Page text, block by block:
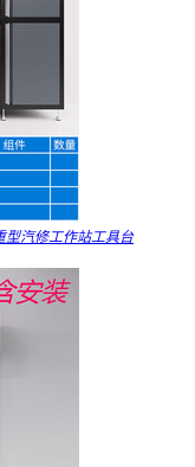
型汽修工作站工具台